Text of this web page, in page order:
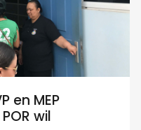
en MEP
wil